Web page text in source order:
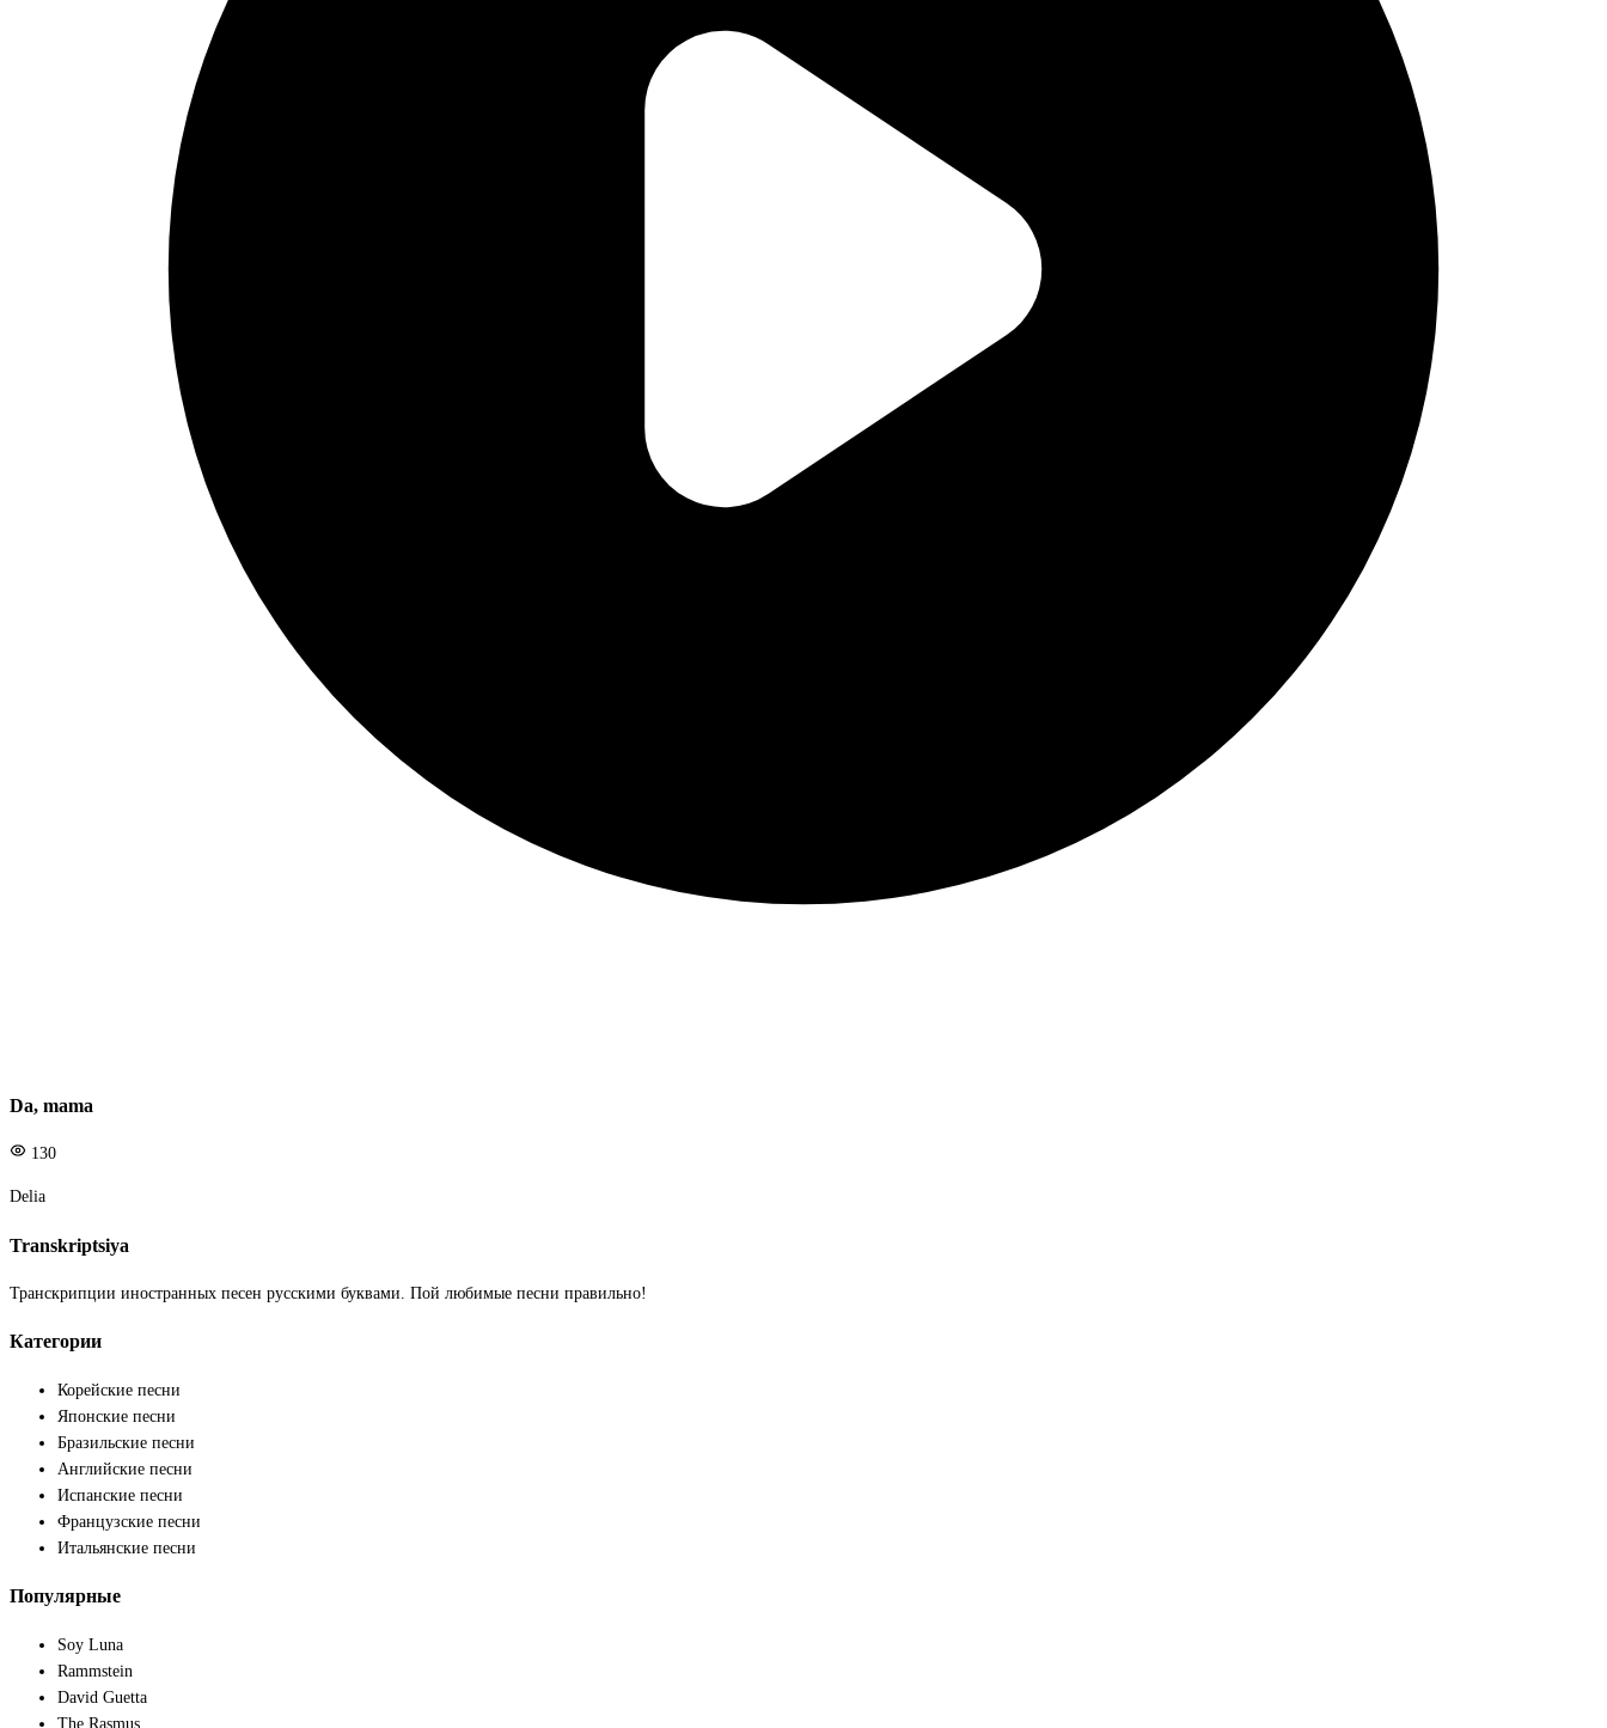
Da, mama
130
Delia
Transkriptsiya
Транскрипции иностранных песен русскими буквами. Пой любимые песни правильно!
Категории
Корейские песни
Японские песни
Бразильские песни
Английские песни
Испанские песни
Французские песни
Итальянские песни
Популярные
Soy Luna
Rammstein
David Guetta
The Rasmus